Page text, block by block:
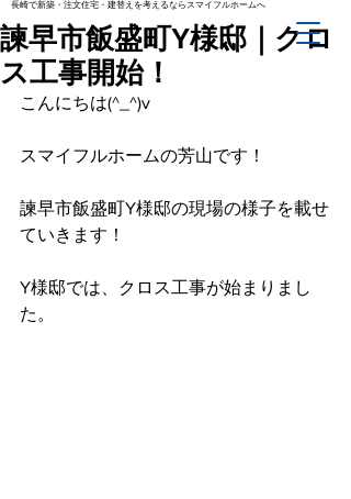
長崎で新築・注文住宅・建替えを考えるならスマイフルホームへ
諫早市飯盛町Y様邸｜クロ
ス工事開始！
こんにちは(^_^)v
スマイフルホームの芳山です！
諫早市飯盛町Y様邸の現場の様子を載せ
ていきます！
Y様邸では、クロス工事が始まりまし
た。